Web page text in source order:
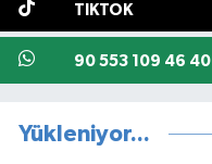
TIKTOK
90 553 109 46 40
Yükleniyor...